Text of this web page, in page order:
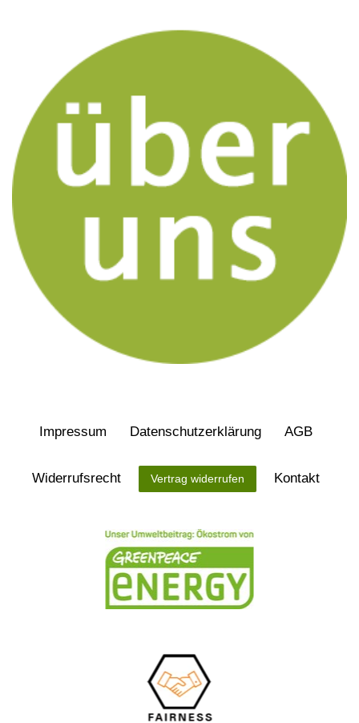
Impressum Daten­schutz­erklärung AGB
Widerrufs­recht Vertrag widerrufen Kontakt